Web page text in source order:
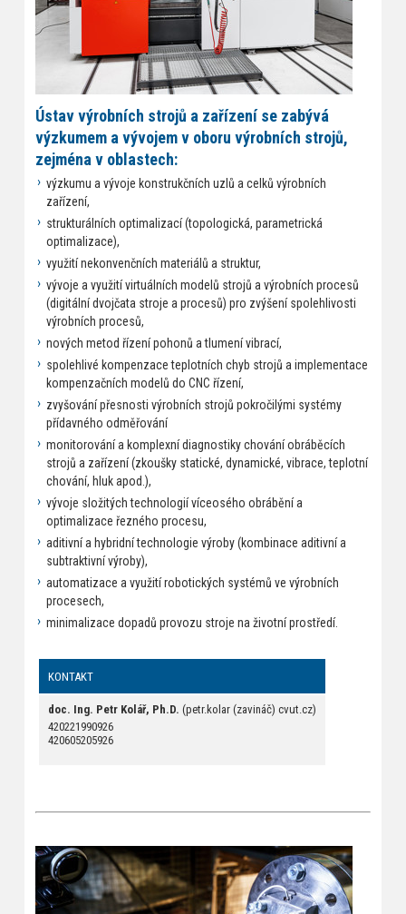
Ústav výrobních strojů a zařízení se zabývá
výzkumem a vývojem v oboru výrobních strojů,
zejména v oblastech:
výzkumu a vývoje konstrukčních uzlů a celků výrobních
zařízení,
strukturálních optimalizací (topologická, parametrická
optimalizace),
využití nekonvenčních materiálů a struktur,
vývoje a využití virtuálních modelů strojů a výrobních procesů
(digitální dvojčata stroje a procesů) pro zvýšení spolehlivosti
výrobních procesů,
nových metod řízení pohonů a tlumení vibrací,
spolehlivé kompenzace teplotních chyb strojů a implementace
kompenzačních modelů do CNC řízení,
zvyšování přesnosti výrobních strojů pokročilými systémy
přídavného odměřování
monitorování a komplexní diagnostiky chování obráběcích
strojů a zařízení (zkoušky statické, dynamické, vibrace, teplotní
chování, hluk apod.),
vývoje složitých technologií víceosého obrábění a
optimalizace řezného procesu,
aditivní a hybridní technologie výroby (kombinace aditivní a
subtraktivní výroby),
automatizace a využití robotických systémů ve výrobních
procesech,
minimalizace dopadů provozu stroje na životní prostředí.
KONTAKT
doc. Ing. Petr Kolář, Ph.D. (petr.kolar (zavináč) cvut.cz)
420221990926
420605205926